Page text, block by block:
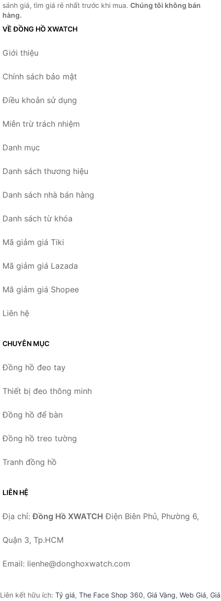
sánh giá, tìm giá rẻ nhất trước khi mua. Chúng tôi không bán
hàng.
VỀ ĐỒNG HỒ XWATCH
Giới thiệu
Chính sách bảo mật
Điều khoản sử dụng
Miễn trừ trách nhiệm
Danh mục
Danh sách thương hiệu
Danh sách nhà bán hàng
Danh sách từ khóa
Mã giảm giá Tiki
Mã giảm giá Lazada
Mã giảm giá Shopee
Liên hệ
CHUYÊN MỤC
Đồng hồ đeo tay
Thiết bị đeo thông minh
Đồng hồ để bàn
Đồng hồ treo tường
Tranh đồng hồ
LIÊN HỆ
Địa chỉ:Đồng Hồ XWATCH Điện Biên Phủ, Phường 6,
Quận 3, Tp.HCM
Email: lienhe@donghoxwatch.com
Liên kết hữu ích: Tỷ giá, The Face Shop 360, Giá Vàng, Web Giá, Giá